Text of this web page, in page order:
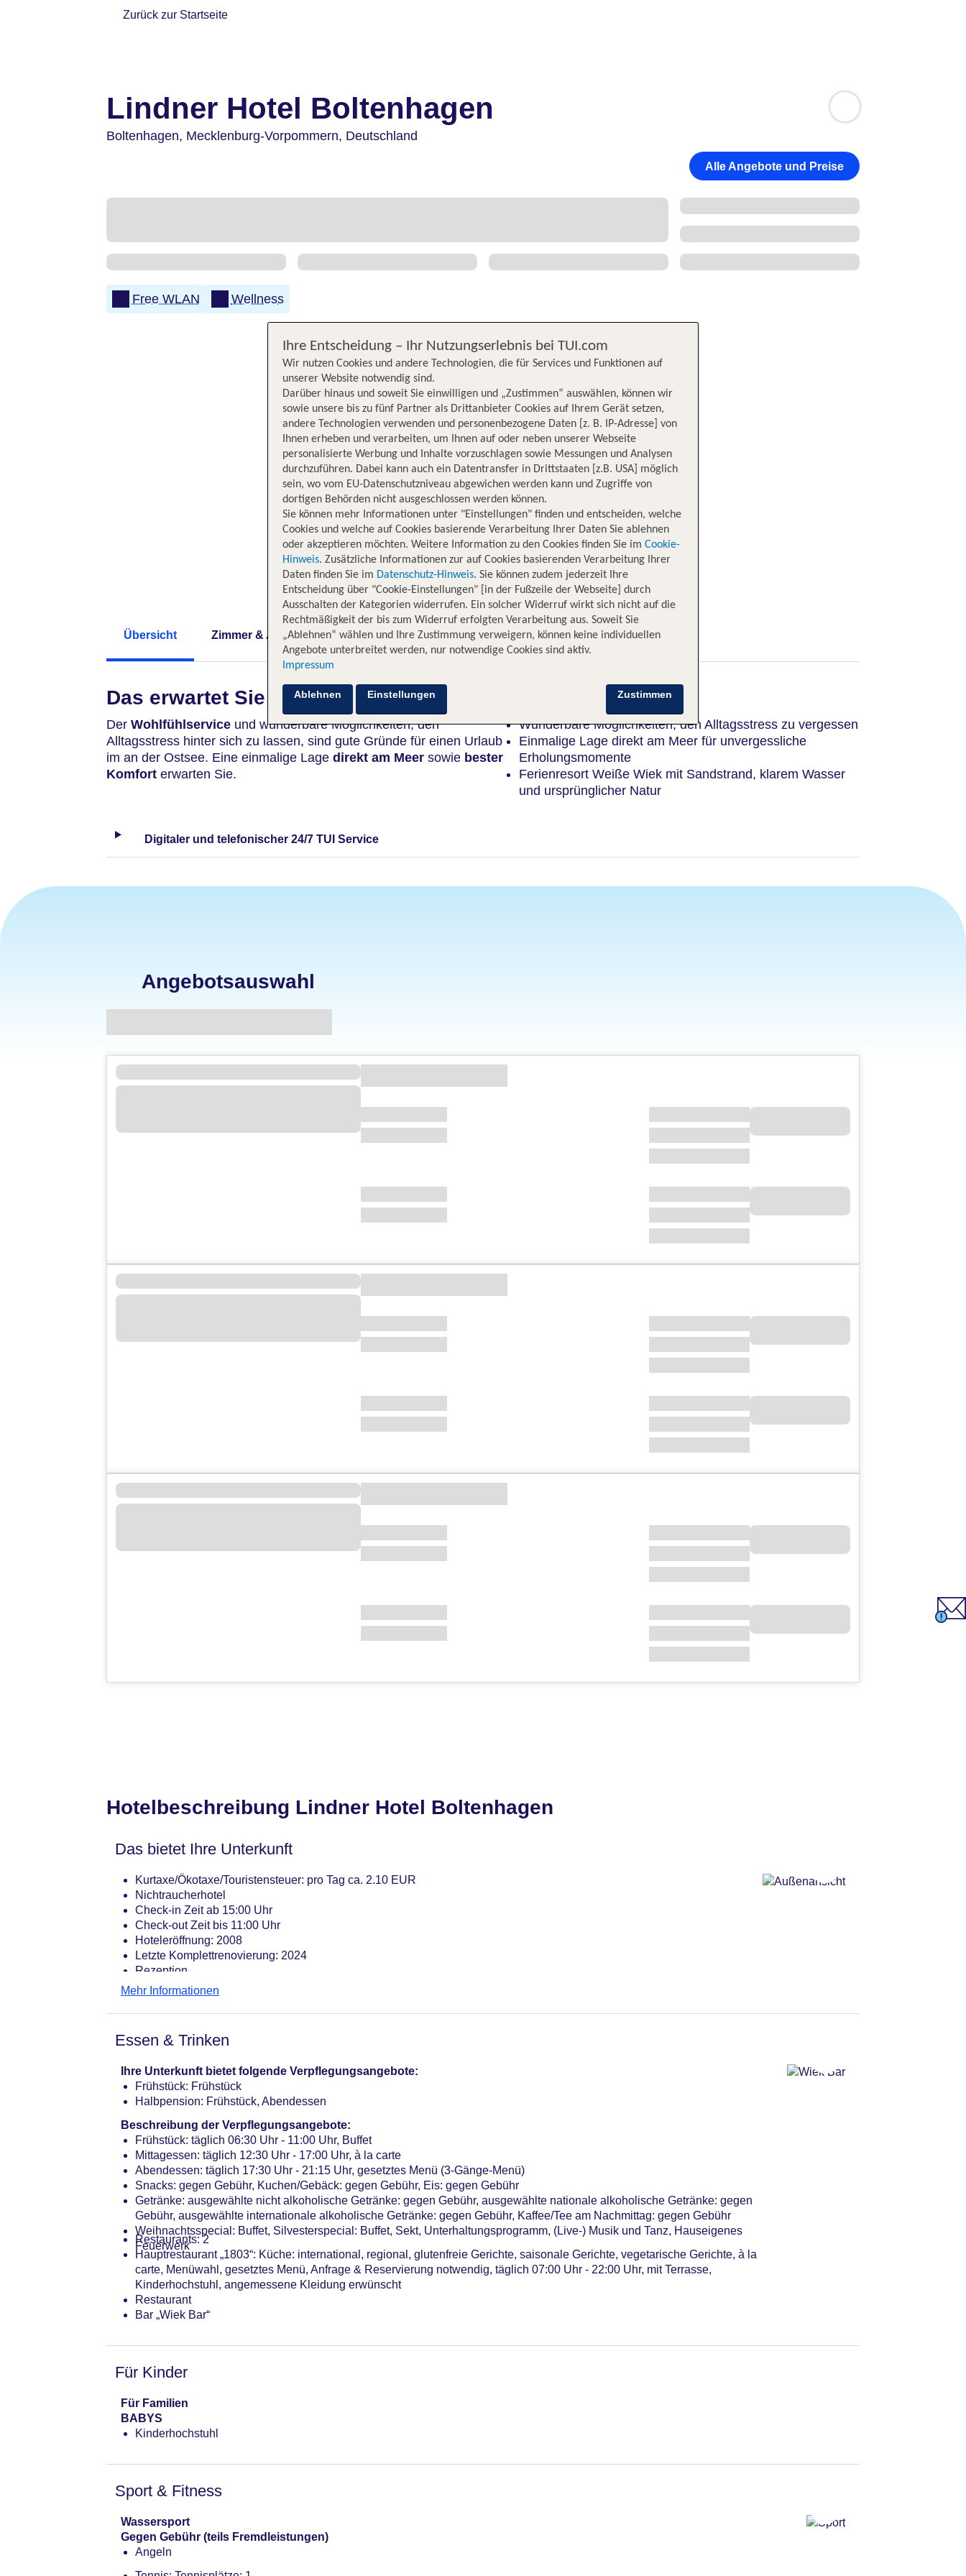
Zurück zur Startseite
Lindner Hotel Boltenhagen
Boltenhagen, Mecklenburg-Vorpommern, Deutschland
Alle Angebote und Preise
Free WLAN Wellness
Übersicht Zimmer & Angebote Hotelinformationen Lage Bewertungen
Das erwartet Sie
Der Wohlfühlservice und wunderbare Möglichkeiten, den
Alltagsstress hinter sich zu lassen, sind gute Gründe für einen Urlaub
im an der Ostsee. Eine einmalige Lage direkt am Meer sowie bester
Komfort erwarten Sie.
Wunderbare Möglichkeiten, den Alltagsstress zu vergessen
Einmalige Lage direkt am Meer für unvergessliche
Erholungsmomente
Ferienresort Weiße Wiek mit Sandstrand, klarem Wasser
und ursprünglicher Natur
Digitaler und telefonischer 24/7 TUI Service
Angebotsauswahl
Hotelbeschreibung Lindner Hotel Boltenhagen
Das bietet Ihre Unterkunft
Kurtaxe/Ökotaxe/Touristensteuer: pro Tag ca. 2.10 EUR
Nichtraucherhotel
Check-in Zeit ab 15:00 Uhr
Check-out Zeit bis 11:00 Uhr
Hoteleröffnung: 2008
Letzte Komplettrenovierung: 2024
Rezeption
Lift
Gartenanlage, Sonnenterrasse
Internet: WLAN/WiFi, im gesamten Hotel (Anlage): ohne Gebühr, im öffentlichen Bereich: ohne Gebühr, in der Bar: ohne
Wäscheservice: gegen Gebühr
Zahlungsarten: TUI Card / VISA, MasterCard, EC Karte/Maestro
Haustier: Hund erlaubt: pro Nacht ca. 25 EUR, Anfrage & Reservierung notwendig
Parkmöglichkeiten: Parkplatz (nach Verfügbarkeit), unbewacht: ca. 7 EUR
Tagungseinrichtungen: Konferenzräume: 4, Tageslicht, Tagungsequipment: gegen Gebühr, Coffee Breaks: gegen Gebühr
Gebäudeanzahl: 1, Etagen: 3, Zimmer: 190
Landeskategorie: 4,5 Sterne
Mehr Informationen
Essen & Trinken
Ihre Unterkunft bietet folgende Verpflegungsangebote:
Frühstück: Frühstück
Halbpension: Frühstück, Abendessen
Beschreibung der Verpflegungsangebote:
Frühstück: täglich 06:30 Uhr - 11:00 Uhr, Buffet
Mittagessen: täglich 12:30 Uhr - 17:00 Uhr, à la carte
Abendessen: täglich 17:30 Uhr - 21:15 Uhr, gesetztes Menü (3-Gänge-Menü)
Snacks: gegen Gebühr, Kuchen/Gebäck: gegen Gebühr, Eis: gegen Gebühr
Getränke: ausgewählte nicht alkoholische Getränke: gegen Gebühr, ausgewählte nationale alkoholische Getränke: gegen
Gebühr, ausgewählte internationale alkoholische Getränke: gegen Gebühr, Kaffee/Tee am Nachmittag: gegen Gebühr
Weihnachtsspecial: Buffet, Silvesterspecial: Buffet, Sekt, Unterhaltungsprogramm, (Live-) Musik und Tanz, Hauseigenes
Feuerwerk
Restaurants: 2
Hauptrestaurant „1803“: Küche: international, regional, glutenfreie Gerichte, saisonale Gerichte, vegetarische Gerichte, à la
carte, Menüwahl, gesetztes Menü, Anfrage & Reservierung notwendig, täglich 07:00 Uhr - 22:00 Uhr, mit Terrasse,
Kinderhochstuhl, angemessene Kleidung erwünscht
Restaurant
Bar „Wiek Bar“
Für Kinder
Für Familien
BABYS
Kinderhochstuhl
Sport & Fitness
Wassersport
Gegen Gebühr (teils Fremdleistungen)
Angeln
Ihre Entscheidung – Ihr Nutzungserlebnis bei TUI.com
Wir nutzen Cookies und andere Technologien, die für Services und Funktionen auf
unserer Website notwendig sind.
Darüber hinaus und soweit Sie einwilligen und „Zustimmen“ auswählen, können wir
sowie unsere bis zu fünf Partner als Drittanbieter Cookies auf Ihrem Gerät setzen,
andere Technologien verwenden und personenbezogene Daten [z. B. IP-Adresse] von
Ihnen erheben und verarbeiten, um Ihnen auf oder neben unserer Webseite
personalisierte Werbung und Inhalte vorzuschlagen sowie Messungen und Analysen
durchzuführen. Dabei kann auch ein Datentransfer in Drittstaaten [z.B. USA] möglich
sein, wo vom EU-Datenschutzniveau abgewichen werden kann und Zugriffe von
dortigen Behörden nicht ausgeschlossen werden können.
Sie können mehr Informationen unter "Einstellungen" finden und entscheiden, welche
Cookies und welche auf Cookies basierende Verarbeitung Ihrer Daten Sie ablehnen
oder akzeptieren möchten. Weitere Information zu den Cookies finden Sie im Cookie-
Hinweis. Zusätzliche Informationen zur auf Cookies basierenden Verarbeitung Ihrer
Daten finden Sie im Datenschutz-Hinweis. Sie können zudem jederzeit Ihre
Entscheidung über "Cookie-Einstellungen" [in der Fußzeile der Webseite] durch
Ausschalten der Kategorien widerrufen. Ein solcher Widerruf wirkt sich nicht auf die
Rechtmäßigkeit der bis zum Widerruf erfolgten Verarbeitung aus. Soweit Sie
„Ablehnen“ wählen und Ihre Zustimmung verweigern, können keine individuellen
Angebote unterbreitet werden, nur notwendige Cookies sind aktiv.
Impressum
Zustimmen
Ablehnen Einstellungen